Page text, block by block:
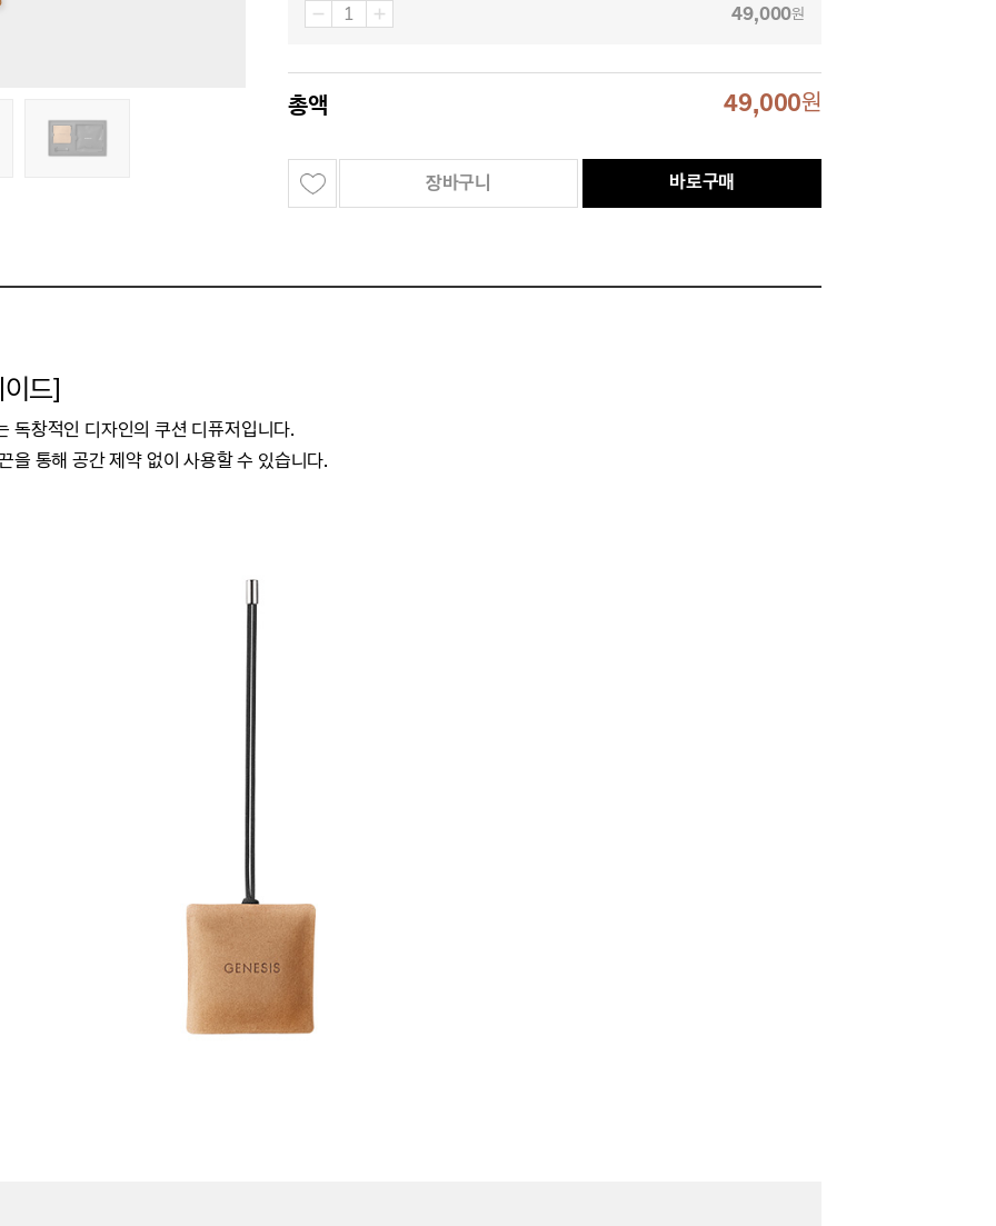
49,000원
총액 49,000원
장바구니 바로구매
드]
독창적인 디자인의 쿠션 디퓨저입니다.
을 통해 공간 제약 없이 사용할 수 있습니다.